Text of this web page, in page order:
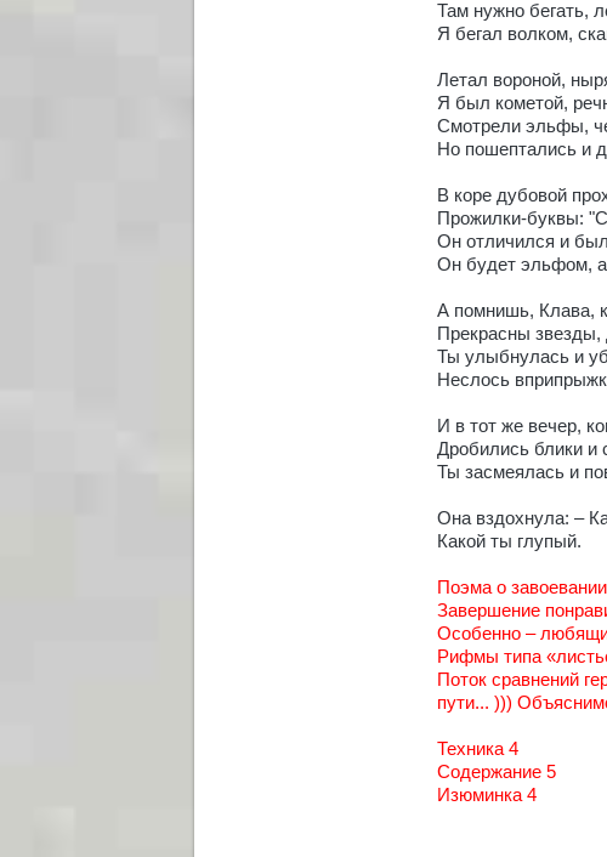
Там нужно бегать,
Я бегал волком,
Летал вороной,
Я был кометой,
Смотрели эльфы,
Но пошептались и
В коре дубовой
Прожилки-буквы:
Он отличился и
Он будет эльфом,
А помнишь, Клава,
Прекрасны
Ты улыбнулась и
Неслось
И в тот же вечер,
Дробились блики и
Ты засмеялась и
Она вздохнула: –
Какой ты глупый.
Поэма о
Завершение
Особенно –
Рифмы типа
Поток сравнений
пути... )))
Техника 4
Содержание 5
Изюминка 4